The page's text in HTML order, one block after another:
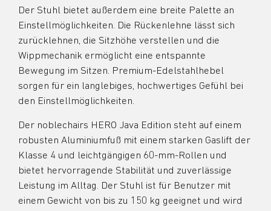
Der Stuhl bietet außerdem eine breite Palette an
Einstellmöglichkeiten. Die Rückenlehne lässt sich
zurücklehnen, die Sitzhöhe verstellen und die
Wippmechanik ermöglicht eine entspannte
Bewegung im Sitzen. Premium-Edelstahlhebel
sorgen für ein langlebiges, hochwertiges Gefühl bei
den Einstellmöglichkeiten.
Der noblechairs HERO Java Edition steht auf einem
robusten Aluminiumfuß mit einem starken Gaslift der
Klasse 4 und leichtgängigen 60-mm-Rollen und
bietet hervorragende Stabilität und zuverlässige
Leistung im Alltag. Der Stuhl ist für Benutzer mit
einem Gewicht von bis zu 150 kg geeignet und wird